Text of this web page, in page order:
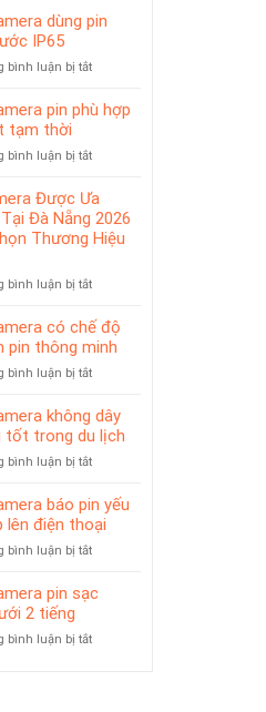
treo
6
trạm
rời
dùng pin
IP65
bình luận bị tắtở
8
camera
pin
nước
IP65
pin phù hợp
tạm thời
bình luận bị tắtở
5
camera
pin
phù
giám
tạm
thời
Được Ưa
Đà Nẵng 2026
Thương Hiệu
bình luận bị tắtở
Camera
Được
Chuộng
Đà
Nẵng
Chọn
Thương
Hiệu
có chế độ
pin thông minh
bình luận bị tắtở
camera
chế
tiết
kiệm
không dây
tốt trong du lịch
bình luận bị tắtở
6
camera
không
dây
dùng
báo pin yếu
lên điện thoại
bình luận bị tắtở
8
pin
pin sạc
2 tiếng
bình luận bị tắtở